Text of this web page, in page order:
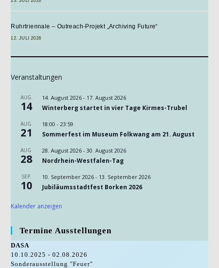
Ruhrtriennale – Outreach-Projekt „Archiving Future“
12. JULI 2026
Veranstaltungen
AUG.
14
14. August 2026 - 17. August 2026
Winterberg startet in vier Tage Kirmes-Trubel
AUG.
21
18:00 -23:59
Sommerfest im Museum Folkwang am 21. August
AUG.
28
28. August 2026 -30. August 2026
Nordrhein-Westfalen-Tag
SEP.
10
10. September 2026 - 13. September 2026
Jubiläumsstadtfest Borken 2026
Kalender anzeigen
Termine Ausstellungen
DASA
10.10.2025 - 02.08.2026
Sonderausstellung "Feuer"